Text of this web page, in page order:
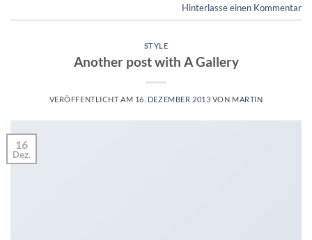
Hinterlasse einen Kommentar
STYLE
Another post with A Gallery
VERÖFFENTLICHT AM 16. DEZEMBER 2013 VON MARTIN
16
Dez.